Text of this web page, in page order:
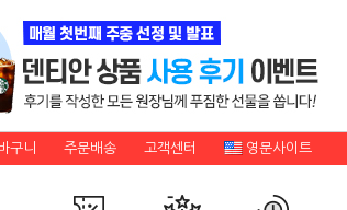
구니 주문배송 고객센터 영문사이트